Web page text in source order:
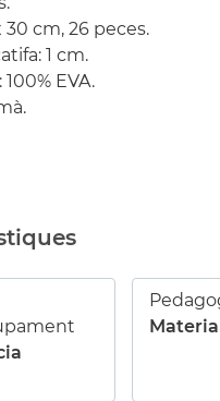
30 cm, 26 peces.
1 cm.
EVA.